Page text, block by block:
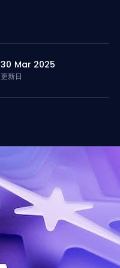
30 Mar 2025
更新日